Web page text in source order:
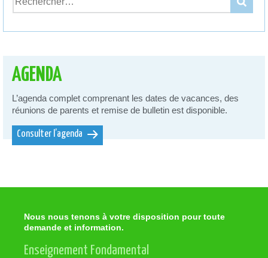
AGENDA
L’agenda complet comprenant les dates de vacances, des
réunions de parents et remise de bulletin est disponible.
Consulter l’agenda
Nous nous tenons à votre disposition pour toute
demande et information.
Enseignement Fondamental